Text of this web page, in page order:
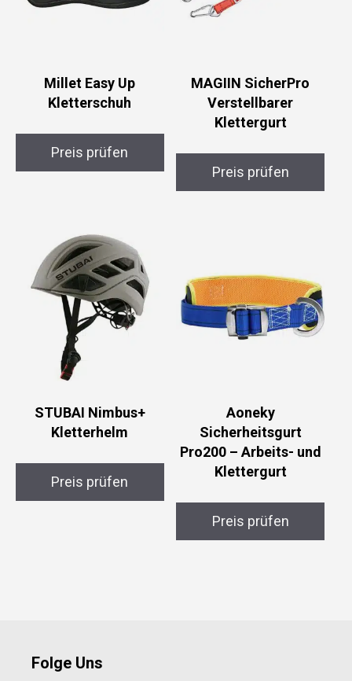
Millet Easy Up
Kletterschuh
Preis prüfen
MAGIIN SicherPro
Verstellbarer
Klettergurt
Preis prüfen
STUBAI Nimbus+
Kletterhelm
Preis prüfen
Aoneky
Sicherheitsgurt
Pro200 – Arbeits- und
Klettergurt
Preis prüfen
Folge Uns